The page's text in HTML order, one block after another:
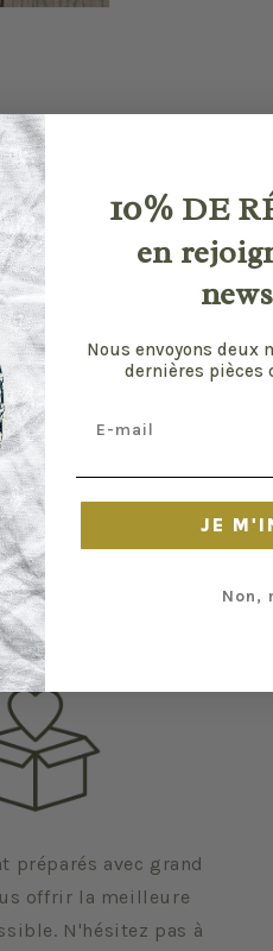
préparés avec grand
offrir la meilleure
N'hésitez pas à
10% DE
en
Nous envoyons deux
dernières pièces
JE
Non,